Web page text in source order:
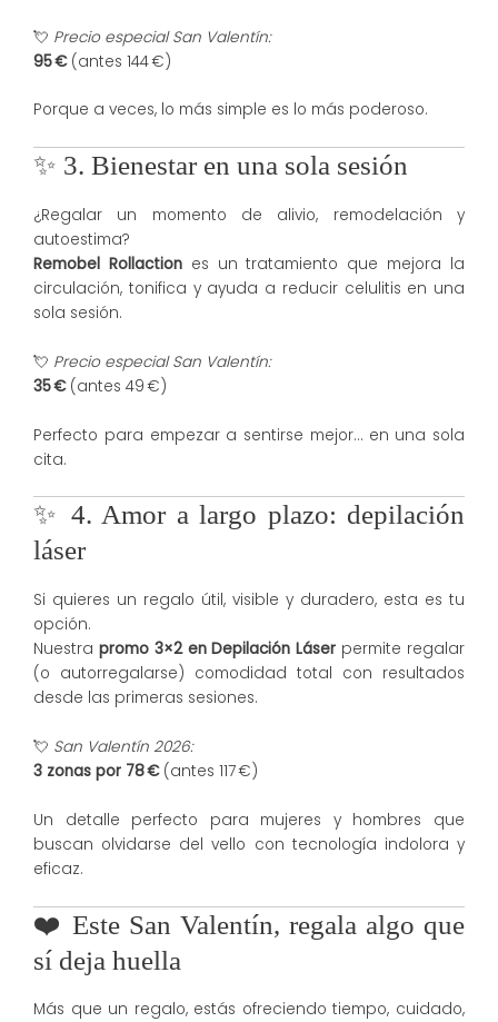
💘 Precio especial San Valentín:
95 €(antes 144 €)
Porque a veces, lo más simple es lo más poderoso.
✨ 3. Bienestar en una sola sesión
¿Regalar un momento de alivio, remodelación y
autoestima?
Remobel Rollactiones un tratamiento que mejora la
circulación, tonifica y ayuda a reducir celulitis en una
sola sesión.
💘 Precio especial San Valentín:
35 €(antes 49 €)
Perfecto para empezar a sentirse mejor… en una sola
cita.
✨ 4. Amor a largo plazo: depilación
láser
Si quieres un regalo útil, visible y duradero, esta es tu
opción.
Nuestra promo 3×2 en Depilación Láser permite regalar
(o autorregalarse) comodidad total con resultados
desde las primeras sesiones.
💘 San Valentín 2026:
3 zonas por 78 €(antes 117 €)
Un detalle perfecto para mujeres y hombres que
buscan olvidarse del vello con tecnología indolora y
eficaz.
❤️ Este San Valentín, regala algo que
sí deja huella
Más que un regalo, estás ofreciendo tiempo, cuidado,